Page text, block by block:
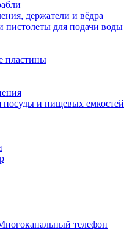
держатели и вёдра
пистолеты для подачи воды
пластины
и пищевых емкостей
телефон